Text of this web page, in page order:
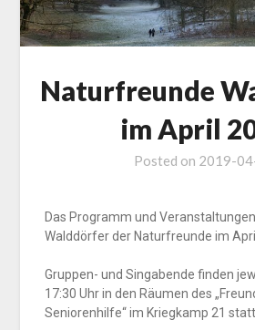
Naturfreunde
im April
Posted on 2019-
Das Programm und
Walddörfer der Naturfreunde im
Gruppen- und Singabende finden
17:30 Uhr in den Räumen des
Seniorenhilfe“ im Kriegkamp 21 statt.